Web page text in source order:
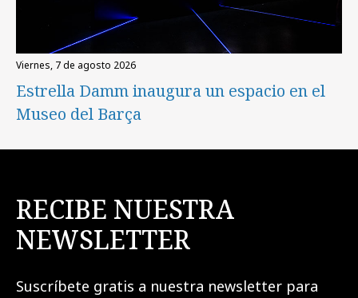
viernes, 7 de agosto 2026
Estrella Damm inaugura un espacio en el
Museo del Barça
RECIBE NUESTRA
NEWSLETTER
Suscríbete gratis a nuestra newsletter para